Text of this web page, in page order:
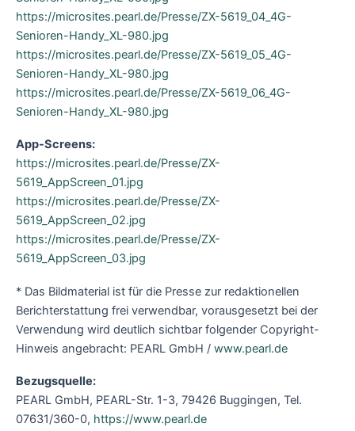
https://microsites.pearl.de/Presse/ZX-5619_04_4G-
Senioren-Handy_XL-980.jpg
https://microsites.pearl.de/Presse/ZX-5619_05_4G-
Senioren-Handy_XL-980.jpg
https://microsites.pearl.de/Presse/ZX-5619_06_4G-
Senioren-Handy_XL-980.jpg
App-Screens:
https://microsites.pearl.de/Presse/ZX-
5619_AppScreen_01.jpg
https://microsites.pearl.de/Presse/ZX-
5619_AppScreen_02.jpg
https://microsites.pearl.de/Presse/ZX-
5619_AppScreen_03.jpg
* Das Bildmaterial ist für die Presse zur redaktionellen
Berichterstattung frei verwendbar, vorausgesetzt bei der
Verwendung wird deutlich sichtbar folgender Copyright-
Hinweis angebracht: PEARL GmbH / www.pearl.de
Bezugsquelle:
PEARL GmbH, PEARL-Str. 1-3, 79426 Buggingen, Tel.
07631/360-0, https://www.pearl.de